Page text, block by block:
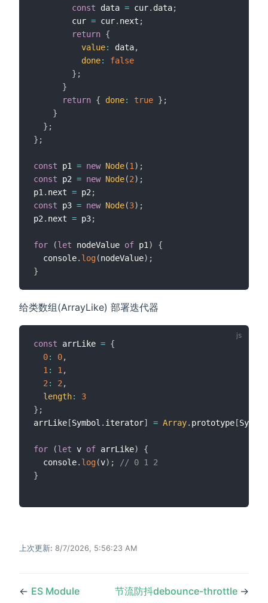
const data = cur. data;
        cur
= cur. next ;
return {
value: data,
done:
false
} ;
}
return { done: true } ;
}
} ;
} ;
const p1 = new Node(1 ) ;
const p2 = new Node(2) ;
p1 . next = p2 ;
const p3 = new Node(3) ;
p2 . next = p3;
for (let nodeValue of p1 )
{
  console
. log(nodeValue) ;
}
给类数组(ArrayLike) 部署迭代器
const arrLike = {
0: 0,
1 : 1 ,
2 : 2 ,
length:
3
} ;
arrLike[Symbol . iterator] = Array. prototype[Symbol
for (let v of arrLike)
{
  console
. log(v) ;
// 0 1 2
}
上次更新: 8/7/2026, 5:56:23 AM
← ES Module 节流防抖debounce-throttle →